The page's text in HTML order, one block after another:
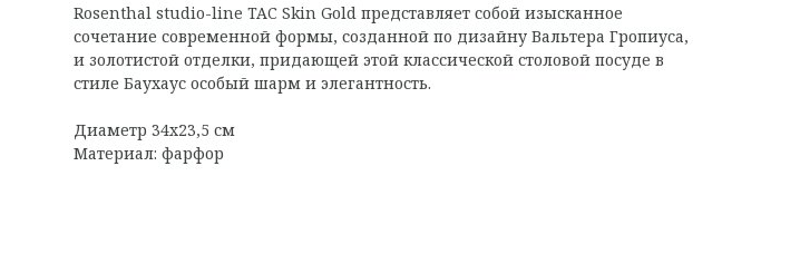
Rosenthal studio-line TAC Skin Gold представляет собой изысканное
сочетание современной формы, созданной по дизайну Вальтера Гропиуса,
и золотистой отделки, придающей этой классической столовой посуде в
стиле Баухаус особый шарм и элегантность.
Диаметр 34x23,5 см
Материал: фарфор